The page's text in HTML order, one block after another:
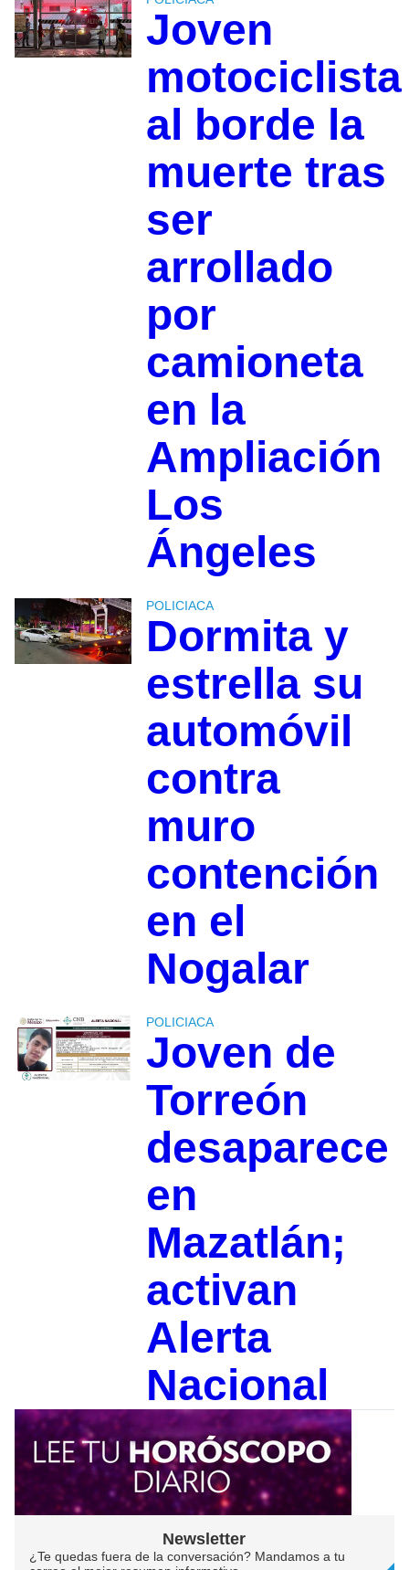
Joven
motociclista
al borde la
muerte tras
ser
arrollado
por
camioneta
en la
Ampliación
Los
Ángeles
POLICIACA
Dormita y
estrella su
automóvil
contra
muro
contención
en el
Nogalar
POLICIACA
Joven de
Torreón
desaparece
en
Mazatlán;
activan
Alerta
Nacional
Newsletter
¿Te quedas fuera de la conversación? Mandamos a tu